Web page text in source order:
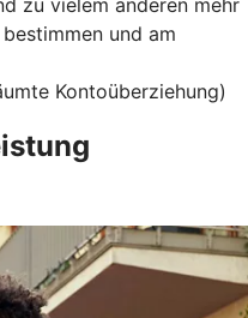
und am
Kontoüberziehung)